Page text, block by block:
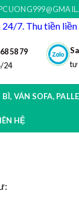
7. Thu tiền
58 79
24
tư
VÁN SOFA,
HỆ